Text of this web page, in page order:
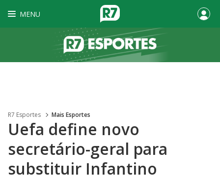
MENU
R7 Esportes Mais Esportes
Uefa define novo
secretário-geral para
substituir Infantino